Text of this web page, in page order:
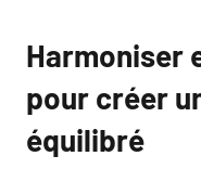
Harmoniser
pour créer
équilibré